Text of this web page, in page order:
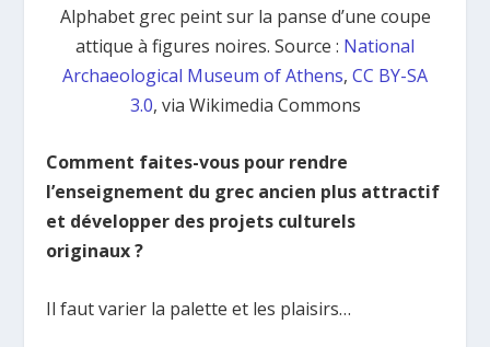
Alphabet grec peint sur la panse d’une coupe
attique à figures noires. Source : National
Archaeological Museum of Athens, CC BY-SA
3.0, via Wikimedia Commons
Comment faites-vous pour rendre
l’enseignement du grec ancien plus attractif
et développer des projets culturels
originaux ?
Il faut varier la palette et les plaisirs…